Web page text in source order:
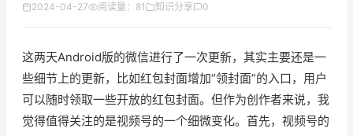
2024-04-27 阅读量：81 知识分享 0
这两天Android版的微信进行了一次更新，其实主要还是一
些细节上的更新，比如红包封面增加“领封面”的入口，用户
可以随时领取一些开放的红包封面。但作为创作者来说，我
觉得值得关注的是视频号的一个细微变化。首先，视频号的